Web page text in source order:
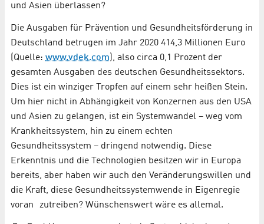
und Asien überlassen?
Die Ausgaben für Prävention und Gesundheitsförderung in
Deutschland betrugen im Jahr 2020 414,3 Millionen Euro
(Quelle: www.vdek.com ), also circa 0,1 Prozent der
gesamten Ausgaben des deutschen Gesundheitssektors.
Dies ist ein winziger Tropfen auf einem sehr heißen Stein.
Um hier nicht in Abhängigkeit von Konzernen aus den USA
und Asien zu gelangen, ist ein Systemwandel – weg vom
Krankheitssystem, hin zu einem echten
Gesundheitssystem – dringend notwendig. Diese
Erkenntnis und die Technologien besitzen wir in Europa
bereits, aber haben wir auch den Veränderungswillen und
die Kraft, diese Gesundheitssystemwende in Eigenregie
voran zutreiben? Wünschenswert wäre es allemal.